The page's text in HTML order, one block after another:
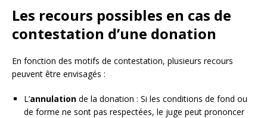
Les recours possibles en cas de
contestation d’une donation
En fonction des motifs de contestation, plusieurs recours
peuvent être envisagés :
L’annulation de la donation : Si les conditions de fond ou
de forme ne sont pas respectées, le juge peut prononcer